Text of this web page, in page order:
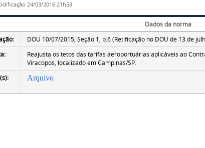
24/03/2016 21h58
Dados da norma
DOU 10/07/2015, Seção 1, p.6 (Retificação no DOU de 13 de
Reajusta os tetos das tarifas aeroportuárias aplicáveis ao
Viracopos, localizado em Campinas/SP.
Arquivo